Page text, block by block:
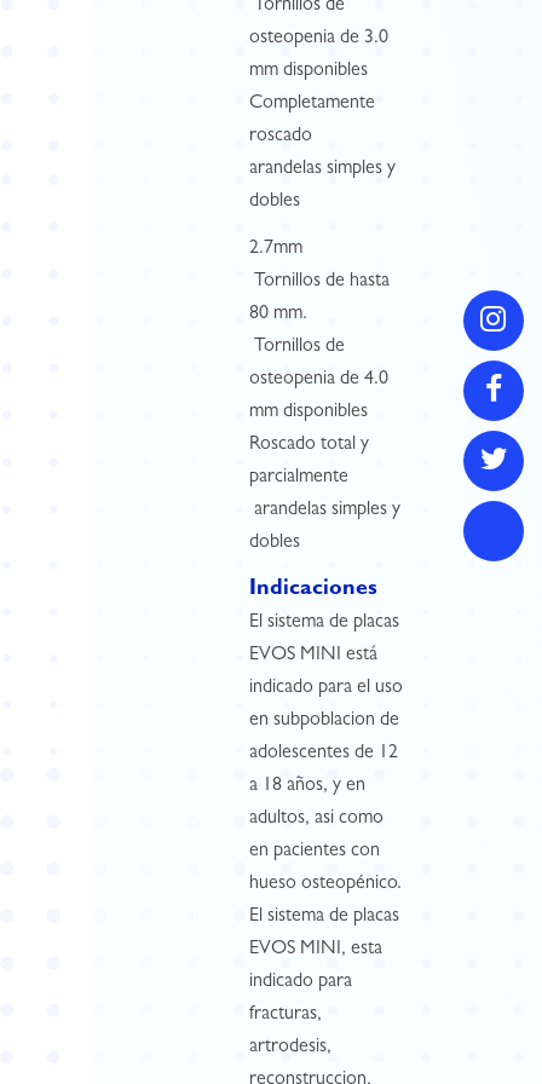
 Tornillos de
osteopenia de 3.0
mm disponibles
Completamente
roscado
arandelas simples y
dobles
2.7mm
 Tornillos de hasta
80 mm.
 Tornillos de
osteopenia de 4.0
mm disponibles
Roscado total y
parcialmente
 arandelas simples y
dobles
Indicaciones
El sistema de placas
EVOS MINI está
indicado para el uso
en subpoblacion de
adolescentes de 12
a 18 años, y en
adultos, asi como
en pacientes con
hueso osteopénico.
El sistema de placas
EVOS MINI, esta
indicado para
fracturas,
artrodesis,